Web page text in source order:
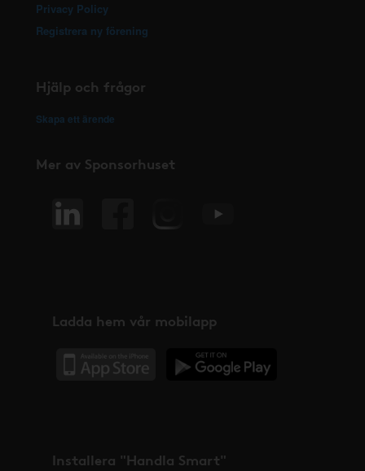
Privacy Policy
Registrera ny förening
Hjälp och frågor
Skapa ett ärende
Mer av Sponsorhuset
Ladda hem vår mobilapp
Installera "Handla Smart"